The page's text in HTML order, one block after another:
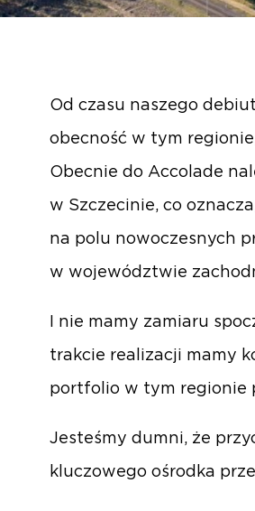
Od czasu naszego
obecność w tym
Obecnie do Accolade
w Szczecinie, co
na polu nowoczesnych
w województwie
I nie mamy zamiaru
trakcie realizacji mamy
portfolio w tym regionie
Jesteśmy dumni, że
kluczowego ośrodka